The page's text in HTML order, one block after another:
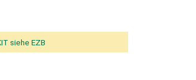
siehe EZB